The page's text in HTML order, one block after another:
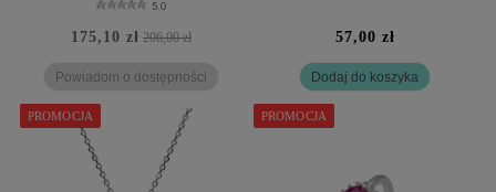
5.0
175,10 zł 206,00 zł
Powiadom o dostępności
57,00 zł
Dodaj do koszyka
PROMOCJA PROMOCJA